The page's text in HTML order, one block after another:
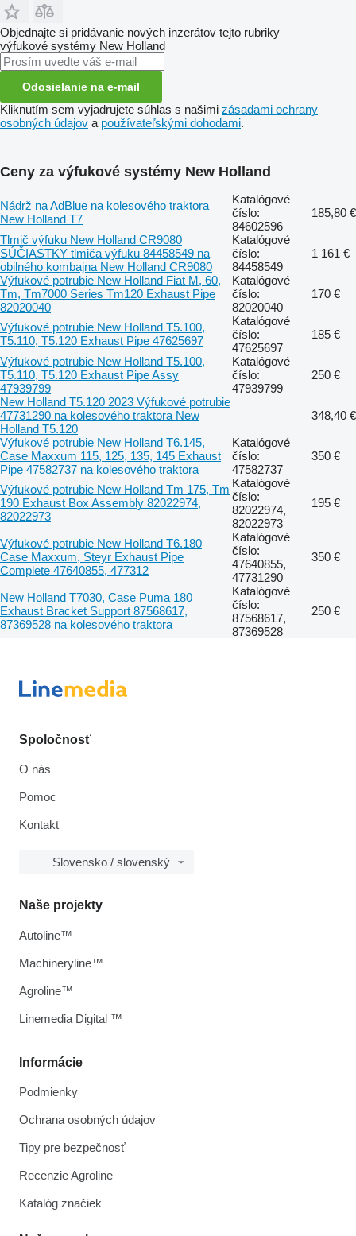
Objednajte si pridávanie nových inzerátov tejto rubriky
výfukové systémy New Holland
Odosielanie na e-mail
Kliknutím sem vyjadrujete súhlas s našimi zásadami ochrany
osobných údajov a používateľskými dohodami.
Ceny za výfukové systémy New Holland
Nádrž na AdBlue na kolesového traktora
New Holland T7
Katalógové
číslo:
84602596
185,80 €
Tlmič výfuku New Holland CR9080
SÚČIASTKY tlmiča výfuku 84458549 na
obilného kombajna New Holland CR9080
Katalógové
číslo:
84458549
1 161 €
Výfukové potrubie New Holland Fiat M, 60,
Tm, Tm7000 Series Tm120 Exhaust Pipe
82020040
Katalógové
číslo:
82020040
170 €
Výfukové potrubie New Holland T5.100,
T5.110, T5.120 Exhaust Pipe 47625697
Katalógové
číslo:
47625697
185 €
Výfukové potrubie New Holland T5.100,
T5.110, T5.120 Exhaust Pipe Assy
47939799
Katalógové
číslo:
47939799
250 €
New Holland T5.120 2023 Výfukové potrubie
47731290 na kolesového traktora New
Holland T5.120
348,40 €
Výfukové potrubie New Holland T6.145,
Case Maxxum 115, 125, 135, 145 Exhaust
Pipe 47582737 na kolesového traktora
Katalógové
číslo:
47582737
350 €
Výfukové potrubie New Holland Tm 175, Tm
190 Exhaust Box Assembly 82022974,
82022973
Katalógové
číslo:
82022974,
82022973
195 €
Výfukové potrubie New Holland T6.180
Case Maxxum, Steyr Exhaust Pipe
Complete 47640855, 477312
Katalógové
číslo:
47640855,
47731290
350 €
New Holland T7030, Case Puma 180
Exhaust Bracket Support 87568617,
87369528 na kolesového traktora
Katalógové
číslo:
87568617,
87369528
250 €
Spoločnosť
O nás
Pomoc
Kontakt
Slovensko / slovenský
Informácie
Podmienky
Ochrana osobných údajov
Tipy pre bezpečnosť
Recenzie Agroline
Katalóg značiek
Naše projekty
Autoline™
Machineryline™
Agroline™
Linemedia Digital ™